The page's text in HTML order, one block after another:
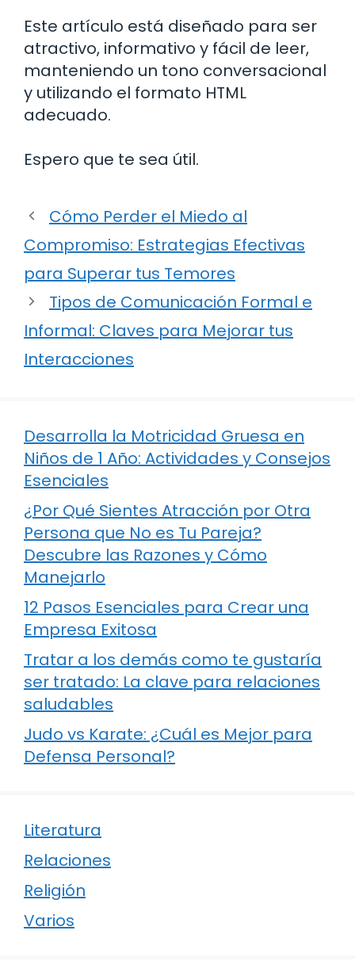
Este artículo está diseñado para ser
atractivo, informativo y fácil de leer,
manteniendo un tono conversacional
y utilizando el formato HTML
adecuado.
Espero que te sea útil.
Cómo Perder el Miedo al
Compromiso: Estrategias Efectivas
para Superar tus Temores
Tipos de Comunicación Formal e
Informal: Claves para Mejorar tus
Interacciones
Desarrolla la Motricidad Gruesa en
Niños de 1 Año: Actividades y Consejos
Esenciales
¿Por Qué Sientes Atracción por Otra
Persona que No es Tu Pareja?
Descubre las Razones y Cómo
Manejarlo
12 Pasos Esenciales para Crear una
Empresa Exitosa
Tratar a los demás como te gustaría
ser tratado: La clave para relaciones
saludables
Judo vs Karate: ¿Cuál es Mejor para
Defensa Personal?
Literatura
Relaciones
Religión
Varios